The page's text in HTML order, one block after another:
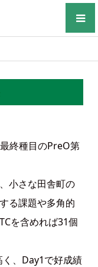
終種目のPreO第
小さな田舎町の
る課題や多角的
を含めれば31個
、Day1で好成績